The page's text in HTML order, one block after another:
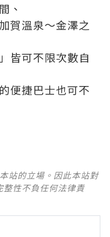
、
賀溫泉～金澤之
皆可不限次數自
便捷巴士也可不
站的立場。因此本站對
性不負任何法律責